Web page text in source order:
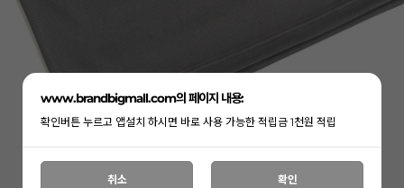
www.brandbigmall.com의 페이지 내용:
확인버튼 누르고 앱설치 하시면 바로 사용 가능한 적립금 1천원 적립
취소 확인